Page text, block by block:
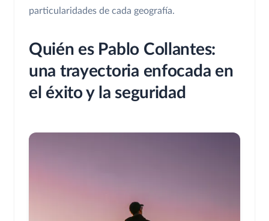
particularidades de cada geografía.
Quién es Pablo Collantes:
una trayectoria enfocada en
el éxito y la seguridad